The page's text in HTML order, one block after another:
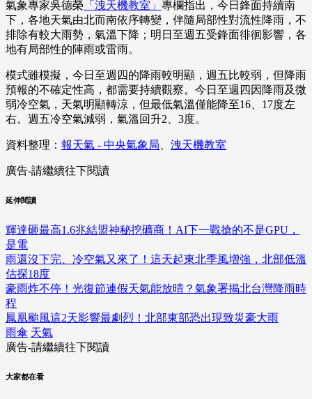
氣象專家吳德榮 「洩天機教室」 專欄指出，今日鋒面持續南
下，各地天氣由北而南依序轉變，伴隨局部性對流性降雨，不
排除有較大雨勢，氣溫下降；明日至週五受鋒面徘徊影響，各
地有局部性的陣雨或雷雨。
模式雖模擬，今日至週四的降雨較明顯，週五比較弱，但降雨
預報的不確定性高，都需要持續觀察。今日至週四因降雨及微
弱冷空氣，天氣明顯轉涼，但最低氣溫僅能降至16、17度左
右。週五冷空氣減弱，氣溫回升2、3度。
資料整理： 報天氣 - 中央氣象局、 洩天機教室
廣告-請繼續往下閱讀
延伸閱讀
輝達砸最高1.6兆結盟神秘挖礦商！AI下一戰搶的不是GPU，
是電
雨還沒下完、冷空氣又來了！這天起東北季風增強，北部低溫
估探18度
豪雨炸不停！光復節連假天氣能放晴？氣象署揭北台灣降雨時
程
鳳凰颱風這2天影響最劇烈！北部東部恐出現致災豪大雨
雨傘 天氣
廣告-請繼續往下閱讀
大家都在看